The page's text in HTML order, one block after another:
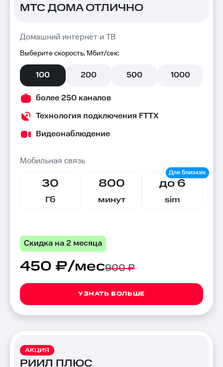
МТС ДОМА ОТЛИЧНО
Домашний интернет и ТВ
Выберите скорость, Мбит/сек:
100 200 500 1000
более 250 каналов
Технология подключения FTTX
Видеонаблюдение
Мобильная связь
30
Гб
800
минут
до 6
sim
Скидка на 2 месяца
450 ₽/мес900 ₽
УЗНАТЬ БОЛЬШЕ
АКЦИЯ
РИИЛ ПЛЮС